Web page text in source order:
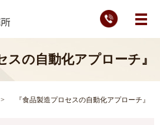
メ
スの自動化アプローチ』
『食品製造プロセスの自動化アプローチ』